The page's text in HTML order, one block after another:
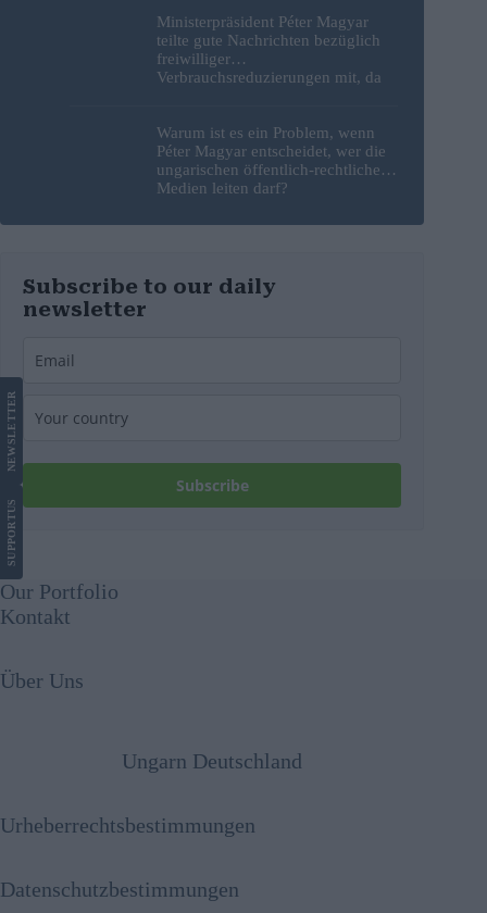
Ministerpräsident Péter Magyar
teilte gute Nachrichten bezüglich
freiwilliger
Verbrauchsreduzierungen mit, da
Warum ist es ein Problem, wenn
Péter Magyar entscheidet, wer die
ungarischen öffentlich-rechtlichen
Medien leiten darf?
Subscribe to our daily
newsletter
Subscribe
SUPPORT
US
NEWS
LETTER
Our Portfolio
Kontakt
Über Uns
Ungarn Deutschland
Urheberrechtsbestimmungen
Datenschutzbestimmungen